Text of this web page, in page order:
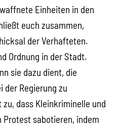
Einheiten in den
euch zusammen,
der Verhafteten.
Ordnung in der Stadt.
sie dazu dient, die
der Regierung zu
dass Kleinkriminelle und
sabotieren, indem